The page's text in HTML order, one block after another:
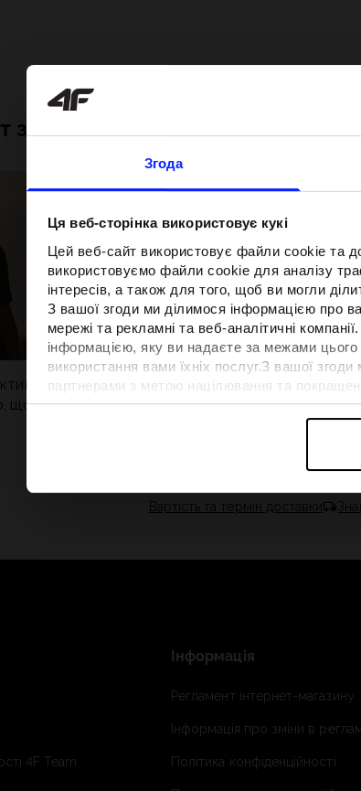
Згода
Ця веб-сторінка використовує кукі
Цей веб-сайт використовує файли cookie та
використовуємо файли cookie для аналізу
інтересів, а також для того, щоб ви могли
З вашої згоди ми ділимося інформацією про
мережі та рекламні та веб-аналітичні
інформацією, яку ви надаєте за межами
використання вами їхніх послуг.З вашої
партнерами з метою націлювання та
відповідності вмісту та вдосконалення
Детальну інформацію можна знайти в нашій
зсередини
дня
що зібрати до
Нова колекція 4F для тенісу та
паделу. Спортивна
поєднується із сучасним стилем
Вартість та термін доставки
4F Team
Інформація
Регламент інтернет-магазину
Інформація про зміни в
Політика конфіденційності